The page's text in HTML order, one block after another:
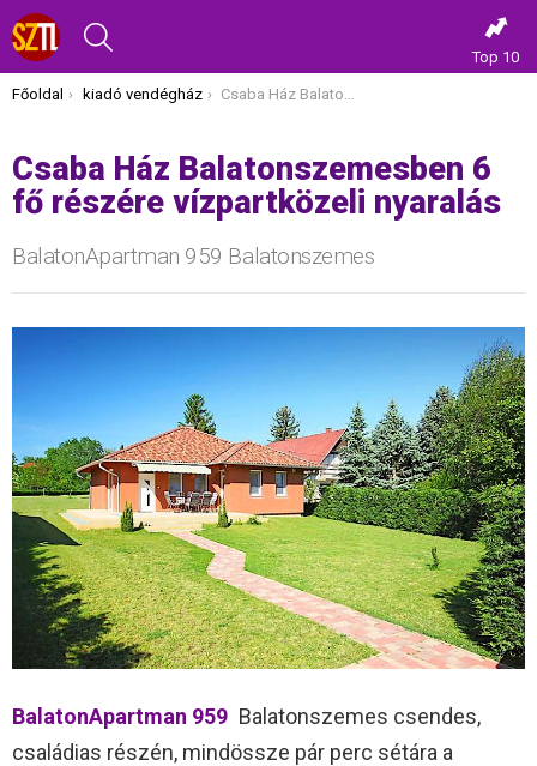
Top 10
Itt vagy most:
Főoldal kiadó vendégház Csaba Ház Balatonszemesben 6 fő részére vízpartközeli nyaralás
Csaba Ház Balatonszemesben 6
fő részére vízpartközeli nyaralás
BalatonApartman 959 Balatonszemes
BalatonApartman 959 Balatonszemes csendes,
családias részén, mindössze pár perc sétára a